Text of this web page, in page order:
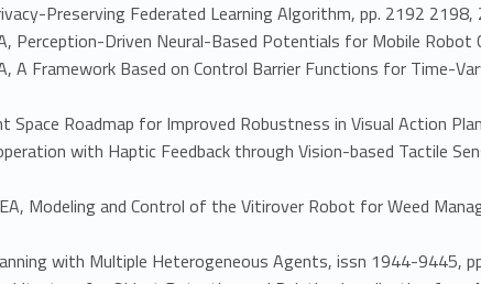
Preserving Federated Learning Algorithm, pp. 2192 2198,
Perception-Driven Neural-Based Potentials for Mobile Robot
A Framework Based on Control Barrier Functions for Time-
Space Roadmap for Improved Robustness in Visual Action
with Haptic Feedback through Vision-based Tactile
Modeling and Control of the Vitirover Robot for Weed
with Multiple Heterogeneous Agents, issn 1944-9445,